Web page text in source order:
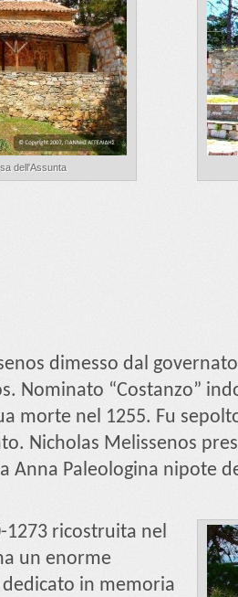
dell'Assunta
dimesso dal
Nominato “Costanzo”
morte nel 1255. Fu
Nicholas Melissenos
Anna Paleologina nipote
1273 ricostruita nel
un enorme
in memoria